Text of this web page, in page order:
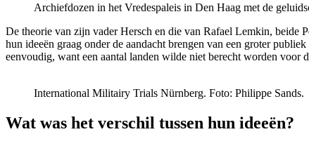
Archiefdozen in het Vredespaleis in Den Haag met de
De theorie van zijn vader Hersch en die van Rafael Lemkin, beide
hun ideeën graag onder de aandacht brengen van een groter
eenvoudig, want een aantal landen wilde niet berecht worden voor
International Militairy Trials Nürnberg. Foto: Philippe Sands.
Wat was het verschil tussen hun ideeën?